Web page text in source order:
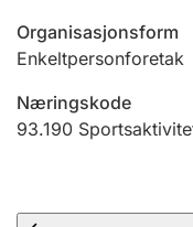
Offentlig sektor
Andre tema
Organisasjonsform
Enkeltpersonforetak
Næringskode
93.190